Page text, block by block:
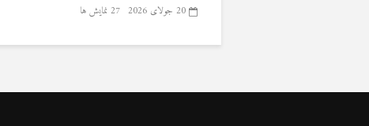
20 جولای 2026 27 نمایش ها